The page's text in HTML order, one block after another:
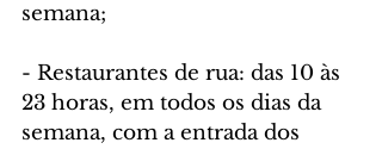
semana;
- Restaurantes de rua: das 10 às
23 horas, em todos os dias da
semana, com a entrada dos